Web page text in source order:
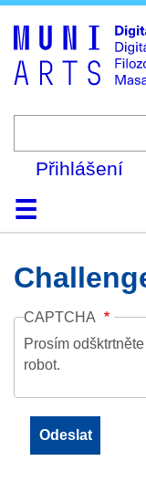
Přihlášení
DomůKolekce
Prohlížení
O
CAPTCHA
Prosím
robot.